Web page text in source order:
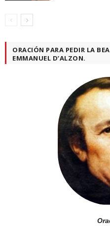
ORACIÓN PARA PEDIR LA
EMMANUEL D’ALZON.